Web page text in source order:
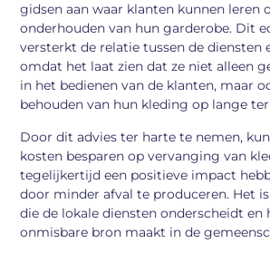
gidsen aan waar klanten kunnen leren
onderhouden van hun garderobe. Dit
versterkt de relatie tussen de diensten
omdat het laat zien dat ze niet alleen
in het bedienen van de klanten, maar
behouden van hun kleding op lange
Door dit advies ter harte te nemen,
kosten besparen op vervanging van
tegelijkertijd een positieve impact
door minder afval te produceren. Het
die de lokale diensten onderscheidt en
onmisbare bron maakt in de